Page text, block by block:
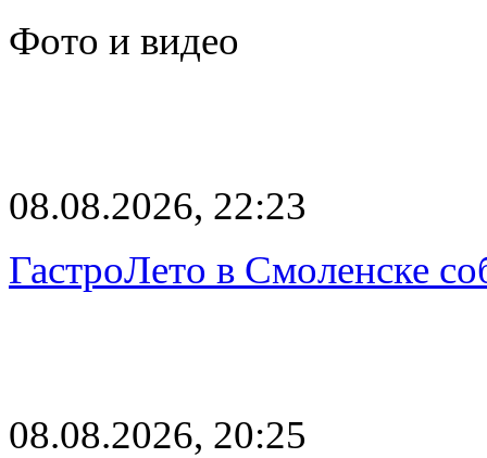
Фото и видео
08.08.2026, 22:23
ГастроЛето в Смоленске
08.08.2026, 20:25